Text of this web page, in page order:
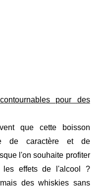
pour des
que cette boisson
de caractère et de
l'on souhaite profiter
les effets de l'alcool ?
des whiskies sans